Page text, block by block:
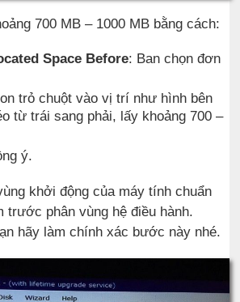
700 MB – 1000 MB bằng cách:
Space Before: Ban chọn đơn
trỏ chuột vào vị trí như hình bên
từ trái sang phải, lấy khoảng 700 –
ý.
khởi động của máy tính chuẩn
trước phân vùng hệ điều hành.
hãy làm chính xác bước này nhé.